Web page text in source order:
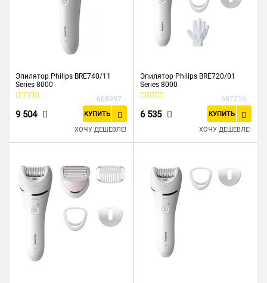
Эпилятор Philips BRE740/11
Series 8000
668997
9 504 КУПИТЬ
ХОЧУ ДЕШЕВЛЕ!
Эпилятор Philips BRE720/01
Series 8000
687216
6 535 КУПИТЬ
ХОЧУ ДЕШЕВЛЕ!